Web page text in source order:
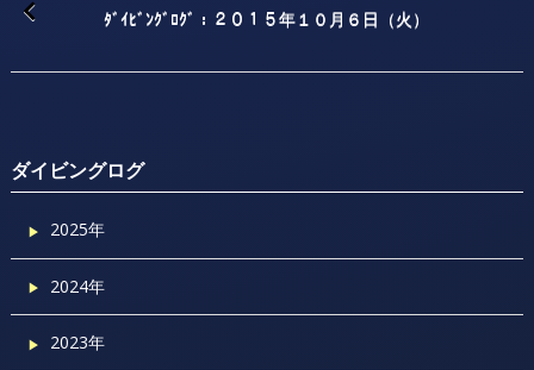
ﾀﾞｲﾋﾞﾝｸﾞﾛｸﾞ：２０１５年１０月６日（火）
ダイビングログ
2025年
2024年
2023年